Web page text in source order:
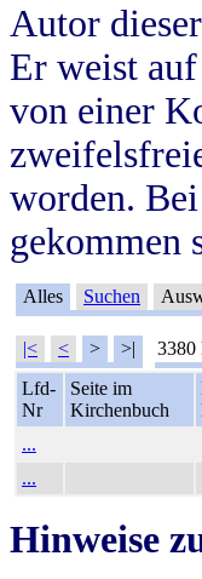
Autor
Er weist
von einer
worden.
gekommen
Alles Suchen
|< < > >| 3380
Lfd-
Nr
Seite im
Kirchenbuch
...
...
Hinweise